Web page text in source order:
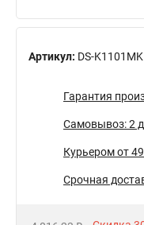
Артикул: DS-K1101MK
Гарантия
Самовывоз: 2
Курьером от
Срочная